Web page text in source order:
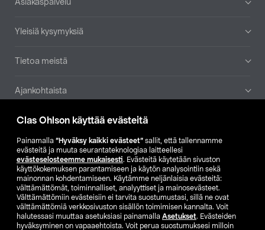
Clas Ohlson käyttää evästeitä
Painamalla ”Hyväksy kaikki evästeet” sallit, että tallennamme
evästeitä ja muuta seurantateknologiaa laitteellesi
evästeselosteemme mukaisesti. Evästeitä käytetään sivuston
käyttökokemuksen parantamiseen ja käytön analysointiin sekä
mainonnan kohdentamiseen. Käytämme neljänlaisia evästeitä:
välttämättömät, toiminnalliset, analyyttiset ja mainosevästeet.
Välttämättömiin evästeisiin ei tarvita suostumustasi, sillä ne ovat
välttämättömiä verkkosivuston sisällön toimimisen kannalta. Voit
halutessasi muuttaa asetuksiasi painamalla Asetukset. Evästeiden
hyväksyminen on vapaaehtoista. Voit perua suostumuksesi milloin
Asiakaspalvelu
Yleisiä kysymyksiä
Tietoa meistä
Ajankohtaista
Muut yrityksemme
Etsi myymälä
SE NO FI
FI SV